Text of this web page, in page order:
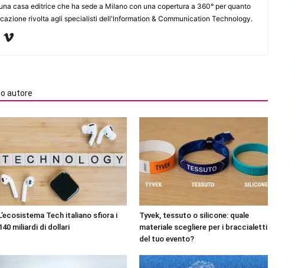
casa editrice che ha sede a Milano con una copertura a 360° per quanto
rivolta agli specialisti dell'lnformation & Communication Technology.
autore
Tech italiano sfiora i
miliardi di dollari
Tyvek, tessuto o silicone: quale
materiale scegliere per i braccialetti
del tuo evento?